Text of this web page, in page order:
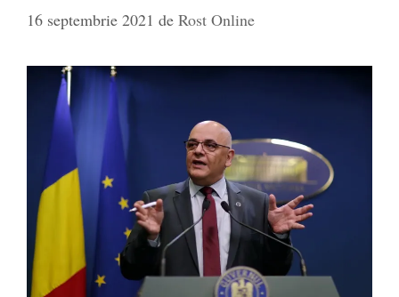
16 septembrie 2021 de Rost Online